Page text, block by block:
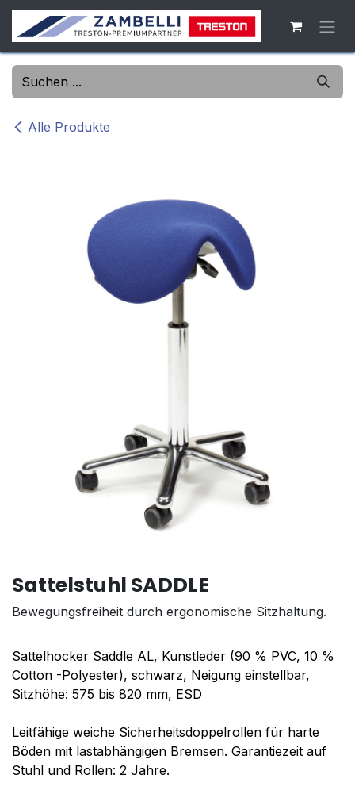
Zum Inhalt springen
Alle Produkte
Sattelstuhl SADDLE
Bewegungsfreiheit durch ergonomische Sitzhaltung.
Sattelhocker Saddle AL, Kunstleder (90 % PVC, 10 %
Cotton -Polyester), schwarz, Neigung einstellbar,
Sitzhöhe: 575 bis 820 mm, ESD
Leitfähige weiche Sicherheitsdoppelrollen für harte
Böden mit lastabhängigen Bremsen. Garantiezeit auf
Stuhl und Rollen: 2 Jahre.